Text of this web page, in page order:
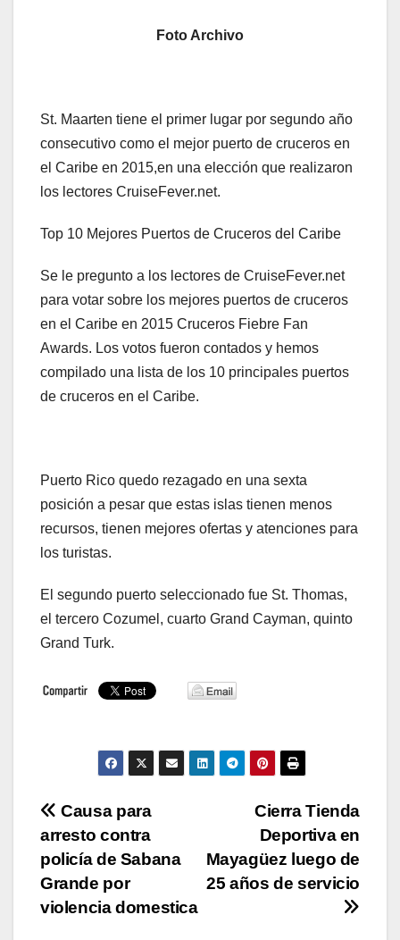
Foto Archivo
St. Maarten tiene el primer lugar por segundo año
consecutivo como el mejor puerto de cruceros en
el Caribe en 2015,en una elección que realizaron
los lectores CruiseFever.net.
Top 10 Mejores Puertos de Cruceros del Caribe
Se le pregunto a los lectores de CruiseFever.net
para votar sobre los mejores puertos de cruceros
en el Caribe en 2015 Cruceros Fiebre Fan
Awards. Los votos fueron contados y hemos
compilado una lista de los 10 principales puertos
de cruceros en el Caribe.
Puerto Rico quedo rezagado en una sexta
posición a pesar que estas islas tienen menos
recursos, tienen mejores ofertas y atenciones para
los turistas.
El segundo puerto seleccionado fue St. Thomas,
el tercero Cozumel, cuarto Grand Cayman, quinto
Grand Turk.
Navegación
de
entradas
Cierra Tienda
Deportiva en
Mayagüez luego de
25 años de servicio
Causa para
arresto contra
policía de Sabana
Grande por
violencia domestica